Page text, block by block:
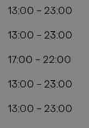
13:00 - 23:00
13:00 - 23:00
17:00 - 22:00
13:00 - 23:00
13:00 - 23:00